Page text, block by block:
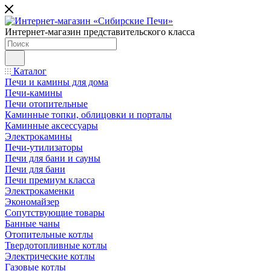
Интернет-магазин представительского класса
Каталог
Печи и камины для дома
Печи-камины
Печи отопительные
Каминные топки, облицовки и порталы
Каминные аксессуары
Электрокамины
Печи-утилизаторы
Печи для бани и сауны
Печи для бани
Печи премиум класса
Электрокаменки
Экономайзер
Сопутствующие товары
Банные чаны
Отопительные котлы
Твердотопливные котлы
Электрические котлы
Газовые котлы